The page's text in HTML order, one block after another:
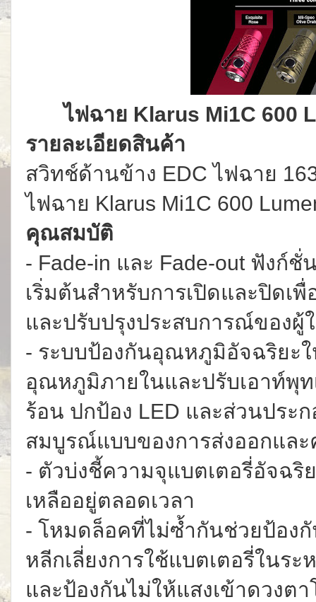
ไฟฉาย Klarus Mi1C 600
รายละเอียดสินค้า
สวิทช์ด้านข้าง EDC ไฟฉาย
ไฟฉาย Klarus Mi1C 600
คุณสมบัติ
- Fade-in และ Fade-out ฟังก์
เริ่มต้นสำหรับการเปิดและปิดเ
และปรับปรุงประสบการณ์ของผู้
- ระบบป้องกันอุณหภูมิอัจฉริยะ
อุณหภูมิภายในและปรับเอาท์พุ
ร้อน ปกป้อง LED และส่วนประ
สมบูรณ์แบบของการส่งออกแล
- ตัวบ่งชี้ความจุแบตเตอรี่อัจฉริ
เหลืออยู่ตลอดเวลา
- โหมดล็อคที่ไม่ซ้ำกันช่วยป้องกั
หลีกเลี่ยงการใช้แบตเตอรี่ในระ
และป้องกันไม่ให้แสงเข้าดวงตา